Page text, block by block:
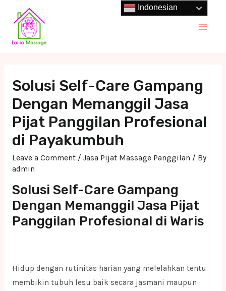
content
Solusi Self-Care Gampang
Dengan Memanggil Jasa
Pijat Panggilan Profesional
di Payakumbuh
Leave a Comment / Jasa Pijat Massage Panggilan / By
admin
Solusi Self-Care Gampang
Dengan Memanggil Jasa Pijat
Panggilan Profesional di Waris
Hidup dengan rutinitas harian yang melelahkan tentu
membikin tubuh lesu baik secara jasmani maupun
Indonesian